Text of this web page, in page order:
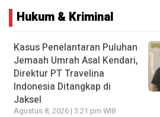
Hukum & Kriminal
Kasus Penelantaran Puluhan
Jemaah Umrah Asal Kendari,
Direktur PT Travelina
Indonesia Ditangkap di
Jaksel
Agustus 8, 2026 | 3:21 pm WIB